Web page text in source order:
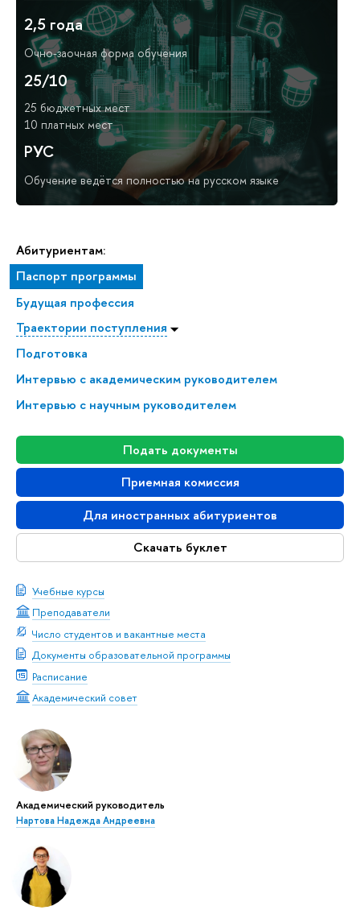
Абитуриентам:
Паспорт программы
Будущая профессия
Траектории поступления
Подготовка
Интервью с академическим руководителем
Интервью с научным руководителем
Подать документы
Приемная комиссия
Для иностранных абитуриентов
Скачать буклет
Учебные курсы
Преподаватели
Число студентов и вакантные места
Документы образовательной программы
Расписание
Академический совет
Академический руководитель
Нартова Надежда Андреевна
2,5 года
Очно-заочная форма обучения
25/10
25 бюджетных мест
10 платных мест
РУС
Обучение ведётся полностью на русском языке